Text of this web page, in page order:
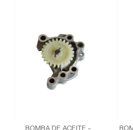
BOMBA DE ACEITE -